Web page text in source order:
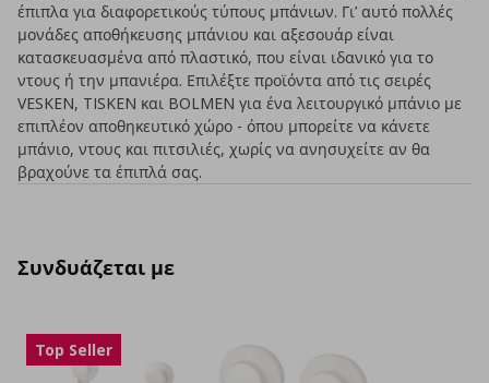
έπιπλα για διαφορετικούς τύπους μπάνιων. Γι’ αυτό πολλές
μονάδες αποθήκευσης μπάνιου και αξεσουάρ είναι
κατασκευασμένα από πλαστικό, που είναι ιδανικό για το
ντους ή την μπανιέρα. Επιλέξτε προϊόντα από τις σειρές
VESKEN, TISKEN και BOLMEN για ένα λειτουργικό μπάνιο με
επιπλέον αποθηκευτικό χώρο - όπου μπορείτε να κάνετε
μπάνιο, ντους και πιτσιλιές, χωρίς να ανησυχείτε αν θα
βραχούνε τα έπιπλά σας.
Συνδυάζεται με
Top Seller